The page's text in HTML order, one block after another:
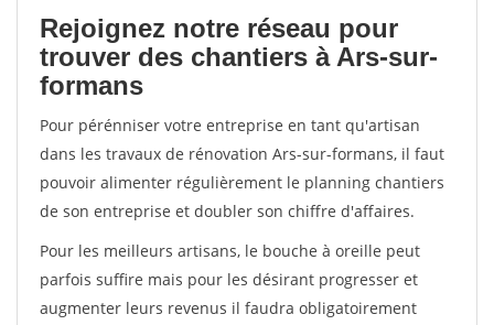
Rejoignez notre réseau pour
trouver des chantiers à Ars-sur-
formans
Pour pérénniser votre entreprise en tant qu'artisan
dans les travaux de rénovation Ars-sur-formans, il faut
pouvoir alimenter régulièrement le planning chantiers
de son entreprise et doubler son chiffre d'affaires.
Pour les meilleurs artisans, le bouche à oreille peut
parfois suffire mais pour les désirant progresser et
augmenter leurs revenus il faudra obligatoirement